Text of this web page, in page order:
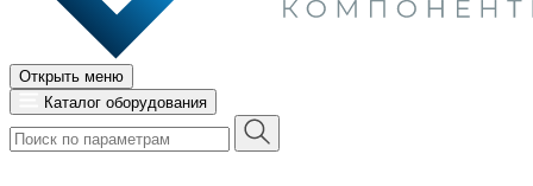
Открыть меню
Каталог оборудования